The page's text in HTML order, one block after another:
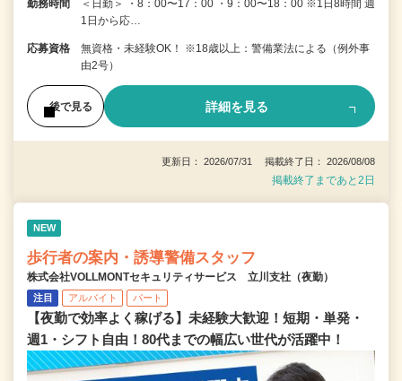
勤務時間
＜日勤＞ ・8：00〜17：00 ・9：00〜18：00 ※1日8時間 週
1日から応…
応募資格
無資格・未経験OK！ ※18歳以上：警備業法による（例外事
由2号）
後で見る 詳細を見る
更新日： 2026/07/31 掲載終了日： 2026/08/08
掲載終了まであと2日
NEW
歩行者の案内・誘導警備スタッフ
株式会社VOLLMONTセキュリティサービス 立川支社（夜勤）
注目 アルバイト パート
【夜勤で効率よく稼げる】未経験大歓迎！短期・単発・
週1・シフト自由！80代までの幅広い世代が活躍中！